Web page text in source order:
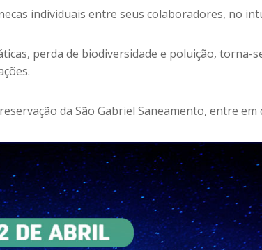
individuais entre seus colaboradores, no
perda de biodiversidade e poluição, torna-
da São Gabriel Saneamento, entre